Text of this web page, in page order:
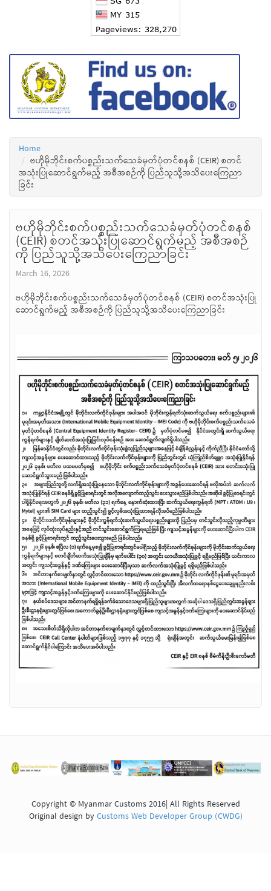
Home
ဗဟိုမိုဘိုင်းစက်ပစ္စည်းသက်သေခံမှတ်ပုံတင်စနစ် (CEIR) စတင်
အသုံးပြုဆောင်ရွက်မည့် အစီအစဉ်ကို ပြည်သူသို့အသိပေးကြေညာ
ခြင်း
ဗဟိုမိုဘိုင်းစက်ပစ္စည်းသက်သေခံမှတ်ပုံတင်စနစ်
(CEIR) စတင်အသုံးပြုဆောင်ရွက်မည့် အစီအစဉ်
ကို ပြည်သူသို့အသိပေးကြေညာခြင်း
March 16, 2026
ဗဟိုမိုဘိုင်းစက်ပစ္စည်းသက်သေခံမှတ်ပုံတင်စနစ် (CEIR) စတင်အသုံးပြု
ဆောင်ရွက်မည့် အစီအစဉ်ကို ပြည်သူသို့အသိပေးကြေညာခြင်း
Copyright © Myanmar Customs 2016| All Rights Reserved
Original design byCustoms Web Developer Group (CWDG)